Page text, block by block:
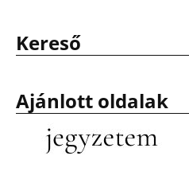
Kereső
Ajánlott oldalak